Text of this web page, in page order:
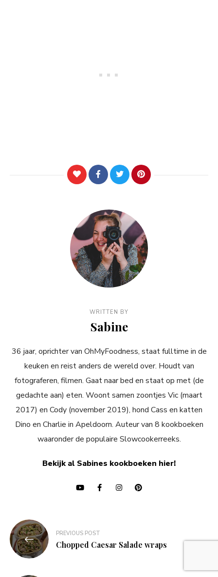
WRITTEN BY
Sabine
36 jaar, oprichter van OhMyFoodness, staat fulltime in de
keuken en reist anders de wereld over. Houdt van
fotograferen, filmen. Gaat naar bed en staat op met (de
gedachte aan) eten. Woont samen zoontjes Vic (maart
2017) en Cody (november 2019), hond Cass en katten
Dino en Charlie in Apeldoorn. Auteur van 8 kookboeken
waaronder de populaire Slowcookerreeks.
Bekijk al Sabines kookboeken hier!
Bericht
navigatie
PREVIOUS POST
Chopped Caesar Salade wraps